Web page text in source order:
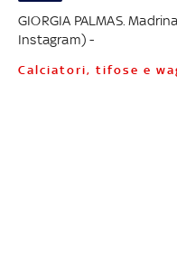
GIORGIA PALMAS.
Instagram) -
Calciatori, tifose e